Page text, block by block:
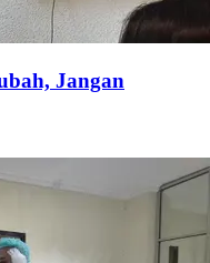
Jangan